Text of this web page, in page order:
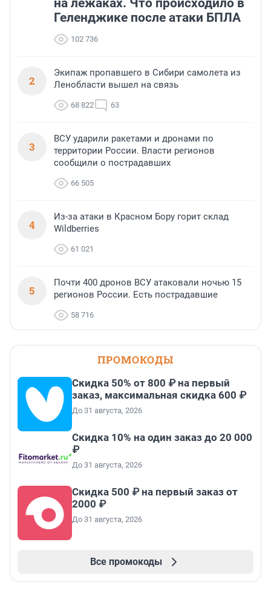
на лежаках. Что происходило в
Геленджике после атаки БПЛА
102 736
2
Экипаж пропавшего в Сибири самолета из
Ленобласти вышел на связь
68 822 63
3
ВСУ ударили ракетами и дронами по
территории России. Власти регионов
сообщили о пострадавших
66 505
4
Из-за атаки в Красном Бору горит склад
Wildberries
61 021
5
Почти 400 дронов ВСУ атаковали ночью 15
регионов России. Есть пострадавшие
58 716
ПРОМОКОДЫ
Скидка 50% от 800 ₽ на первый
заказ, максимальная скидка 600 ₽
До 31 августа, 2026
Скидка 10% на один заказ до 20 000
₽
До 31 августа, 2026
Скидка 500 ₽ на первый заказ от
2000 ₽
До 31 августа, 2026
Все промокоды